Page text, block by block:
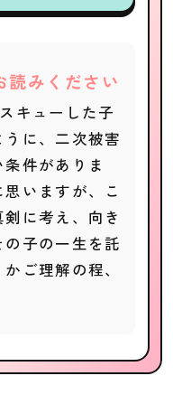
読みください
キューした子
に、二次被害
件がありま
いますが、こ
に考え、向き
子の一生を託
ご理解の程、